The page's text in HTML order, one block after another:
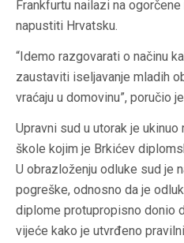
Frankfurtu nailazi na
napustiti Hrvatsku.
“Idemo razgovarati o načinu
zaustaviti iseljavanje mladih
vraćaju u domovinu”, poručio
Upravni sud u utorak je
škole kojim je Brkićev
U obrazloženju odluke sud je
pogreške, odnosno da je
diplome protupropisno donio
vijeće kako je utvrđeno